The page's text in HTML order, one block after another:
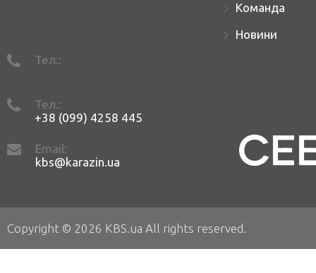
Тел.:
Тел.:
+38 (099) 4258 445
Email:
kbs@karazin.ua
Команда
Новини
Copyright © 2026 KBS.ua All rights reserved.